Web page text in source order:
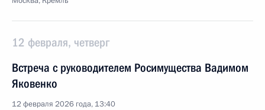
12 февраля, четверг
Встреча с руководителем Росимущества Вадимом
Яковенко
12 февраля 2026 года, 13:40